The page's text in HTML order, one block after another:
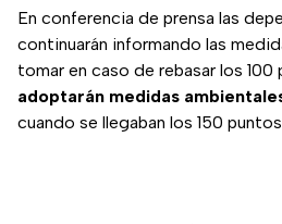
En conferencia de prensa las
continuarán informando las
tomar en caso de rebasar los
adoptarán medidas
cuando se llegaban los 150